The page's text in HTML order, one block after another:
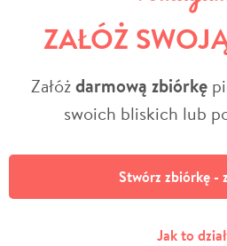
ZAŁÓŻ
Załóżdarmową zbiórkę
swoich bliskich lub
Stwórz zbiórkę -
Jak to